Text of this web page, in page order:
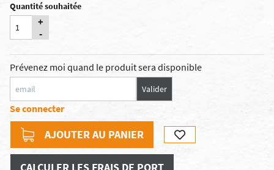
Quantité souhaitée
+
-
Prévenez moi quand le produit sera disponible
Valider
Se connecter
AJOUTER AU PANIER